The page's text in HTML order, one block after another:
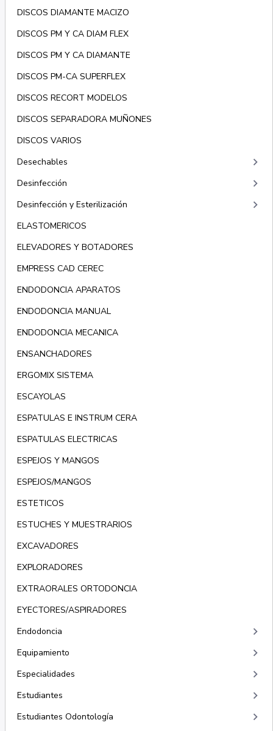
DISCOS DIAMANTE MACIZO
DISCOS PM Y CA DIAM FLEX
DISCOS PM Y CA DIAMANTE
DISCOS PM-CA SUPERFLEX
DISCOS RECORT MODELOS
DISCOS SEPARADORA MUÑONES
DISCOS VARIOS
Desechables
keyboard_arrow_right
Desinfección keyboard_arrow_right
Desinfección y Esterilización keyboard_arrow_right
ELASTOMERICOS
ELEVADORES Y BOTADORES
EMPRESS CAD CEREC
ENDODONCIA APARATOS
ENDODONCIA MANUAL
ENDODONCIA MECANICA
ENSANCHADORES
ERGOMIX SISTEMA
ESCAYOLAS
ESPATULAS E INSTRUM CERA
ESPATULAS ELECTRICAS
ESPEJOS Y MANGOS
ESPEJOS/MANGOS
ESTETICOS
ESTUCHES Y MUESTRARIOS
EXCAVADORES
EXPLORADORES
EXTRAORALES ORTODONCIA
EYECTORES/ASPIRADORES
Endodoncia
keyboard_arrow_right
Equipamiento keyboard_arrow_right
Especialidades keyboard_arrow_right
Estudiantes keyboard_arrow_right
Estudiantes Odontología keyboard_arrow_right